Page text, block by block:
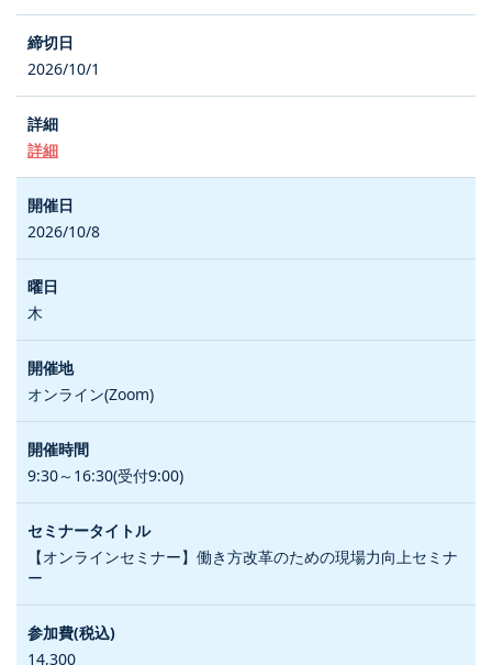
2026/10/1
詳細
2026/10/8
木
オンライン(Zoom)
9:30～16:30(受付9:00)
【オンラインセミナー】働き方改革のための現場力向上セミナ
ー
14,300